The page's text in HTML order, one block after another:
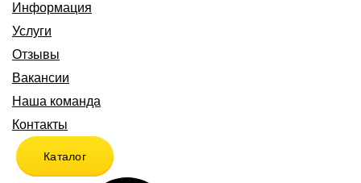
Информация
Услуги
Отзывы
Вакансии
Наша команда
Контакты
Каталог